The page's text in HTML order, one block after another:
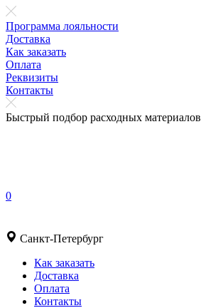
Программа лояльности
Доставка
Как заказать
Оплата
Реквизиты
Контакты
Быстрый подбор расходных материалов
0
Санкт-Петербург
Как заказать
Доставка
Оплата
Контакты